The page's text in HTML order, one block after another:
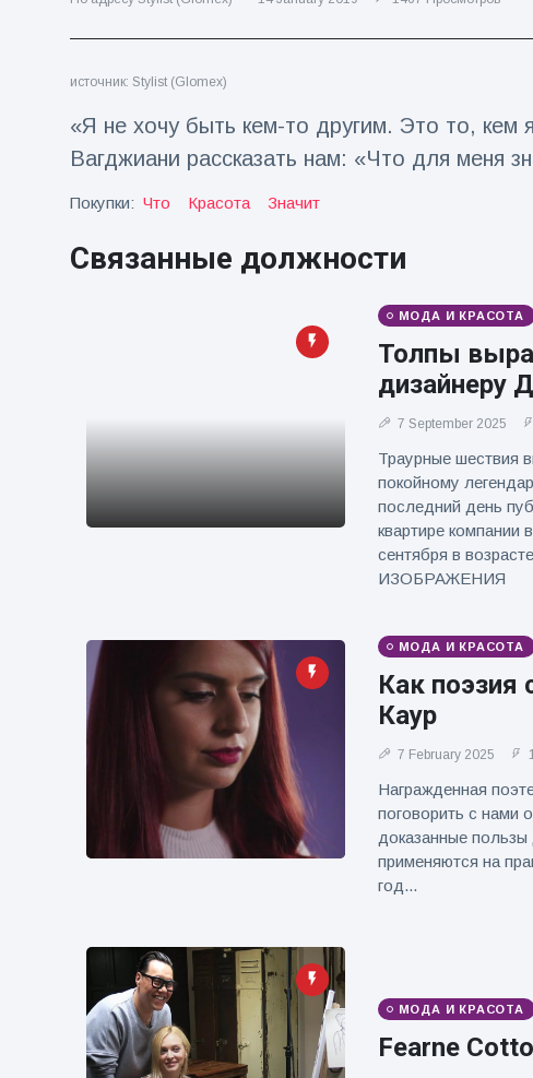
Путешествия и приключения(77)
Последние новости
'Побег'
фокусника из
наручников
аудитории
Великобритании
после запуска
фейерверков из
источник: Stylist (Glomex)
«Я не хочу быть кем-то другим. Это то,
Вагджиани рассказать нам: «Что для меня
Покупки: Что Красота Значит
Связанные должности
МОДА И КРАСОТА
Толпы
дизайнеру
7 September 2025
Траурные шествия
покойному
последний день
квартире компании
сентября в
ИЗОБРАЖЕНИЯ
МОДА И КРАСОТА
Как
Каур
7 February 2025
Награжденная
поговорить с нами
доказанные пользы
применяются на
год...
МОДА И КРАСОТА
Fearne